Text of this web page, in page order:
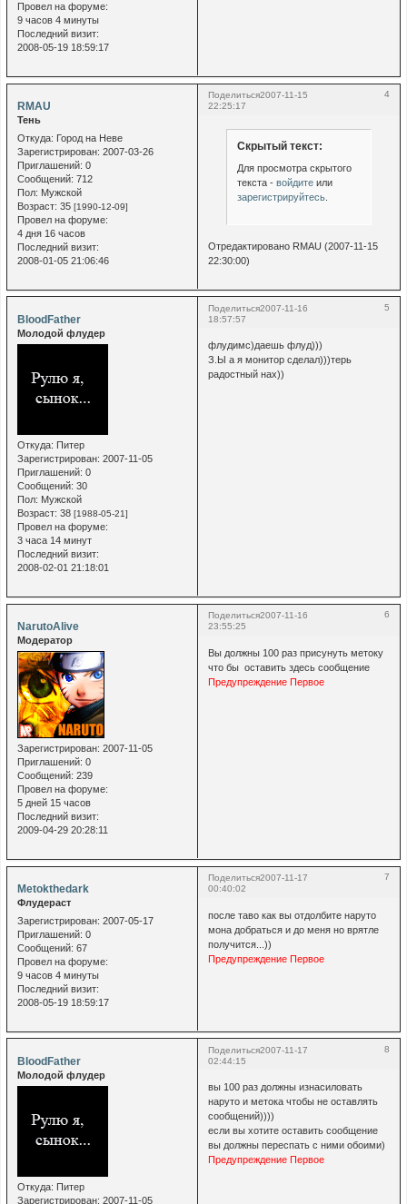
Провел на форуме:
9 часов 4 минуты
Последний визит:
2008-05-19 18:59:17
Поделиться 4
2007-11-15
22:25:17
RMAU
Тень
Откуда: Город на Неве
Зарегистрирован: 2007-03-26
Приглашений: 0
Сообщений: 712
Пол: Мужской
Возраст: 35 [1990-12-09]
Провел на форуме:
4 дня 16 часов
Последний визит:
2008-01-05 21:06:46
Скрытый текст:
Для просмотра скрытого
текста - войдитеили
зарегистрируйтесь.
Отредактировано RMAU (2007-11-15
22:30:00)
Поделиться 5
2007-11-16
18:57:57
BloodFather
Молодой флудер
Откуда: Питер
Зарегистрирован: 2007-11-05
Приглашений: 0
Сообщений: 30
Пол: Мужской
Возраст: 38 [1988-05-21]
Провел на форуме:
3 часа 14 минут
Последний визит:
2008-02-01 21:18:01
флудимс)даешь флуд)))
З.Ы а я монитор сделал)))терь
радостный нах))
Поделиться 6
2007-11-16
23:55:25
NarutoAlive
Модератор
Зарегистрирован: 2007-11-05
Приглашений: 0
Сообщений: 239
Провел на форуме:
5 дней 15 часов
Последний визит:
2009-04-29 20:28:11
Вы должны 100 раз присунуть метоку
что бы оставить здесь сообщение
Предупреждение Первое
Поделиться 7
2007-11-17
00:40:02
Metokthedark
Флудераст
Зарегистрирован: 2007-05-17
Приглашений: 0
Сообщений: 67
Провел на форуме:
9 часов 4 минуты
Последний визит:
2008-05-19 18:59:17
после таво как вы отдолбите наруто
мона добраться и до меня но врятле
получится...))
Предупреждение Первое
Поделиться 8
2007-11-17
02:44:15
BloodFather
Молодой флудер
Откуда: Питер
Зарегистрирован: 2007-11-05
вы 100 раз должны изнасиловать
наруто и метока чтобы не оставлять
сообщений))))
если вы хотите оставить сообщение
вы должны переспать с ними обоими)
Предупреждение Первое